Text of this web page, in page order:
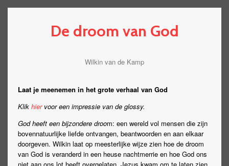
De droom van God
Wilkin van de Kamp
Laat je meenemen in het grote verhaal van God
Klik hiervoor een impressie van de glossy.
God heeft een bijzondere droom: een wereld vol mensen die zijn
bovennatuurlijke liefde ontvangen, beantwoorden en aan elkaar
doorgeven. Wilkin laat op meesterlijke wijze zien hoe de droom
van God is veranderd in een heuse nachtmerrie en hoe God ons